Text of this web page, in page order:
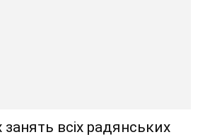
всіх радянських